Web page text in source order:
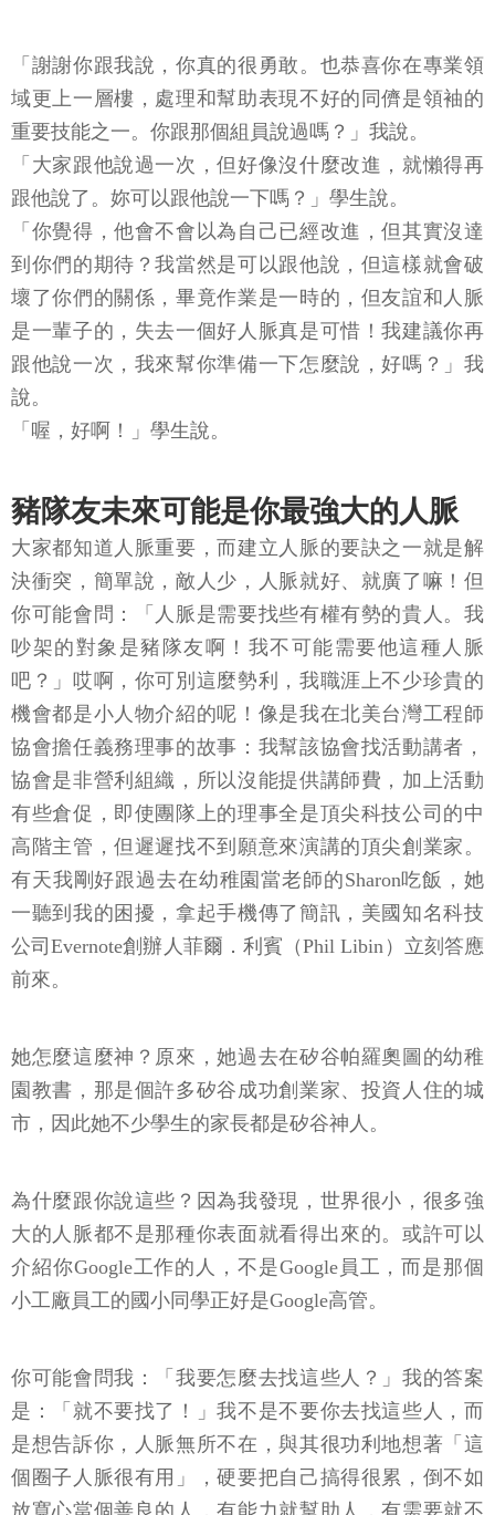
「謝謝你跟我說，你真的很勇敢。也恭喜你在專業領
域更上一層樓，處理和幫助表現不好的同儕是領袖的
重要技能之一。你跟那個組員說過嗎？」我說。
「大家跟他說過一次，但好像沒什麼改進，就懶得再
跟他說了。妳可以跟他說一下嗎？」學生說。
「你覺得，他會不會以為自己已經改進，但其實沒達
到你們的期待？我當然是可以跟他說，但這樣就會破
壞了你們的關係，畢竟作業是一時的，但友誼和人脈
是一輩子的，失去一個好人脈真是可惜！我建議你再
跟他說一次，我來幫你準備一下怎麼說，好嗎？」我
說。
「喔，好啊！」學生說。
豬隊友未來可能是你最強大的人脈
大家都知道人脈重要，而建立人脈的要訣之一就是解
決衝突，簡單說，敵人少，人脈就好、就廣了嘛！但
你可能會問：「人脈是需要找些有權有勢的貴人。我
吵架的對象是豬隊友啊！我不可能需要他這種人脈
吧？」哎啊，你可別這麼勢利，我職涯上不少珍貴的
機會都是小人物介紹的呢！像是我在北美台灣工程師
協會擔任義務理事的故事：我幫該協會找活動講者，
協會是非營利組織，所以沒能提供講師費，加上活動
有些倉促，即使團隊上的理事全是頂尖科技公司的中
高階主管，但遲遲找不到願意來演講的頂尖創業家。
有天我剛好跟過去在幼稚園當老師的Sharon吃飯，她
一聽到我的困擾，拿起手機傳了簡訊，美國知名科技
公司Evernote創辦人菲爾．利賓（Phil Libin）立刻答應
前來。
她怎麼這麼神？原來，她過去在矽谷帕羅奧圖的幼稚
園教書，那是個許多矽谷成功創業家、投資人住的城
市，因此她不少學生的家長都是矽谷神人。
為什麼跟你說這些？因為我發現，世界很小，很多強
大的人脈都不是那種你表面就看得出來的。或許可以
介紹你Google工作的人，不是Google員工，而是那個
小工廠員工的國小同學正好是Google高管。
你可能會問我：「我要怎麼去找這些人？」我的答案
是：「就不要找了！」我不是不要你去找這些人，而
是想告訴你，人脈無所不在，與其很功利地想著「這
個圈子人脈很有用」，硬要把自己搞得很累，倒不如
放寬心當個善良的人，有能力就幫助人，有需要就不